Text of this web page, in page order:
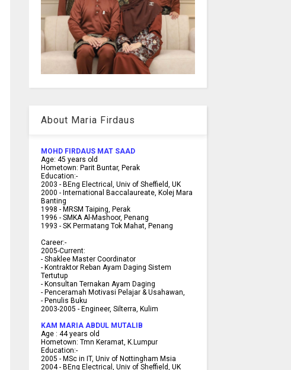
About Maria Firdaus
MOHD FIRDAUS MAT SAAD
Age: 45 years old
Hometown: Parit Buntar, Perak
Education:-
2003 - BEng Electrical, Univ of Sheffield, UK
2000 - International Baccalaureate, Kolej Mara
Banting
1998 - MRSM Taiping, Perak
1996 - SMKA Al-Mashoor, Penang
1993 - SK Permatang Tok Mahat, Penang
Career:-
2005-Current:
- Shaklee Master Coordinator
- Kontraktor Reban Ayam Daging Sistem
Tertutup
- Konsultan Ternakan Ayam Daging
- Penceramah Motivasi Pelajar & Usahawan,
- Penulis Buku
2003-2005 - Engineer, Silterra, Kulim
KAM MARIA ABDUL MUTALIB
Age : 44 years old
Hometown: Tmn Keramat, K.Lumpur
Education:-
2005 -MSc in IT, Univ of Nottingham Msia
2004 - BEng Electrical, Univ of Sheffield, UK